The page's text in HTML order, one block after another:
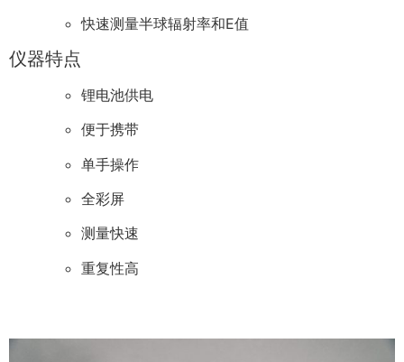
快速测量半球辐射率和E值
仪器特点
锂电池供电
便于携带
单手操作
全彩屏
测量快速
重复性高